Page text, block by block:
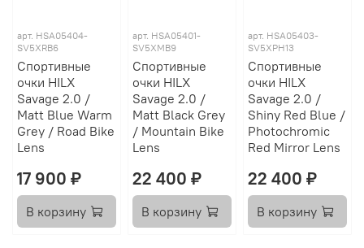
арт. HSA05404-
SV5XRB6
Спортивные
очки HILX
Savage 2.0 /
Matt Blue Warm
Grey / Road Bike
Lens
17 900 ₽
В корзину
арт. HSA05401-
SV5XMB9
Спортивные
очки HILX
Savage 2.0 /
Matt Black Grey
/ Mountain Bike
Lens
22 400 ₽
В корзину
арт. HSA05403-
SV5XPH13
Спортивные
очки HILX
Savage 2.0 /
Shiny Red Blue /
Photochromic
Red Mirror Lens
22 400 ₽
В корзину